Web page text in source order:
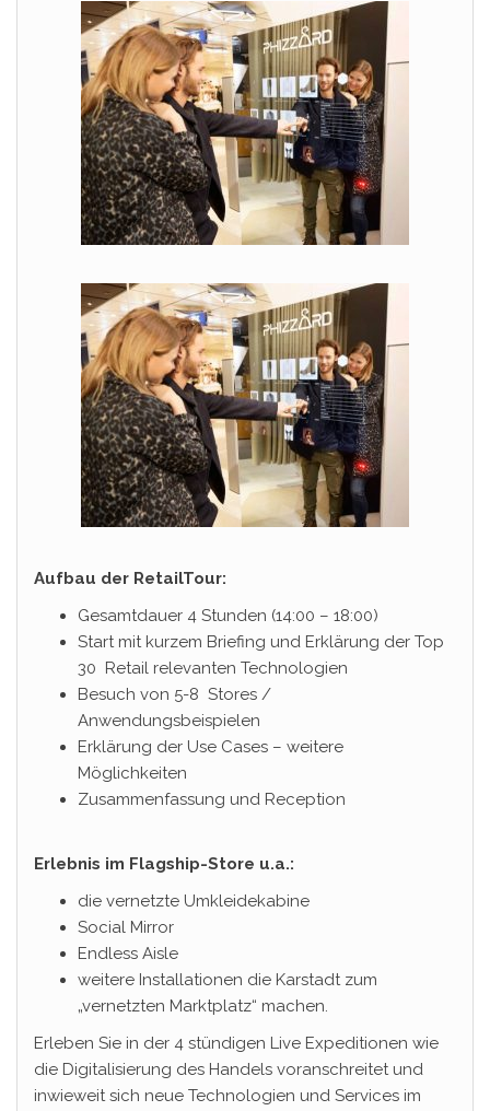
Aufbau der RetailTour:
Gesamtdauer 4 Stunden (14:00 – 18:00)
Start mit kurzem Briefing und Erklärung der Top
30 Retail relevanten Technologien
Besuch von 5-8 Stores /
Anwendungsbeispielen
Erklärung der Use Cases – weitere
Möglichkeiten
Zusammenfassung und Reception
Erlebnis im Flagship-Store u.a.:
die vernetzte Umkleidekabine
Social Mirror
Endless Aisle
weitere Installationen die Karstadt zum
„vernetzten Marktplatz“ machen.
Erleben Sie in der 4 stündigen Live Expeditionen wie
die Digitalisierung des Handels voranschreitet und
inwieweit sich neue Technologien und Services im